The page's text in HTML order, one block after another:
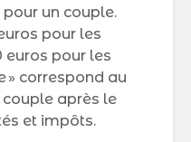
un couple.
pour les
euros pour les
» correspond au
après le
et impôts.